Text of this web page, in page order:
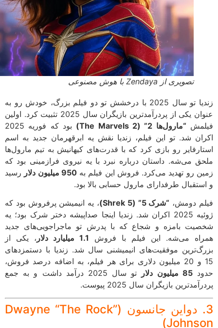
تصویری از Zendaya با هوش مصنوعی
زندیا تو سال 2025 با درخشش تو دو فیلم بزرگ، خودش رو به
عنوان یکی از پردرآمدترین بازیگران سال 2025 تثبیت کرد. اولین
“مارول‌ها 2” (The Marvels 2)
بود که فوریه 2025
شد. تو این فیلم، زندیا نقش یه ابرقهرمان جدید به اسم
رو بازی کرد که با قدرت‌های کیهانیش به تیم مارول‌ها
می‌شه. داستان درباره نبرد با یه نیروی فرازمینی بود که
رو تهدید می‌کرد. فروش این فیلم به950 میلیون دلار
رسید
طرفدارای مارول حسابی بالا بود.
دومش،“شرک 5” (Shrek 5)
، یه انیمیشن پرفروش بود که
ژوئیه 2025 اکران شد. زندیا اینجا صداپیشه دختر شرک بود؛ یه
بامزه و شجاع که با پدرش تو ماجراجویی‌های جدید
می‌شه. این فیلم با فروش1.1 میلیارد دلار
، یکی از
موفقیت‌های انیمیشنی سال شد. زندیا با دستمزدهای
15 و 20 میلیون دلاری برای هر فیلم، به اضافه درصد فروش،
85 میلیون دلار
تو سال 2025 درآمد داشت و به جمع
بازیگران سال 2025 پیوست.
3. دواین جانسون (Dwayne “The Rock”